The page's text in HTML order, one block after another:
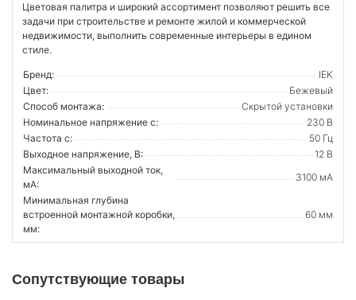
Цветовая палитра и широкий ассортимент позволяют решить все
задачи при строительстве и ремонте жилой и коммерческой
недвижимости, выполнить современные интерьеры в едином
стиле.
Бренд:
IEK
Цвет:
Бежевый
Способ монтажа:
Скрытой установки
Номинальное напряжение с:
230 В
Частота с:
50 Гц
Выходное напряжение, В:
12 В
Максимальный выходной ток,
мА:
3100 мА
Минимальная глубина
встроенной монтажной коробки,
мм:
60 мм
Сопутствующие товары